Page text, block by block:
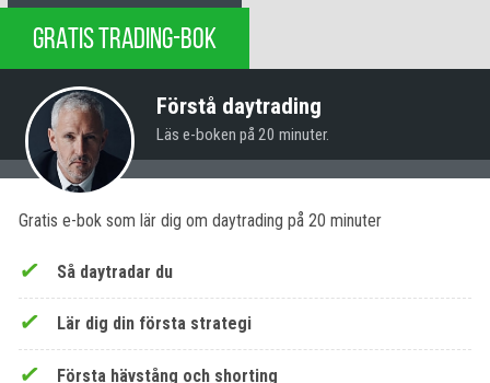
GRATIS TRADING-BOK
Förstå daytrading
Läs e-boken på 20 minuter.
Gratis e-bok som lär dig om daytrading på 20 minuter
Så daytradar du
Lär dig din första strategi
Första hävstång och shorting